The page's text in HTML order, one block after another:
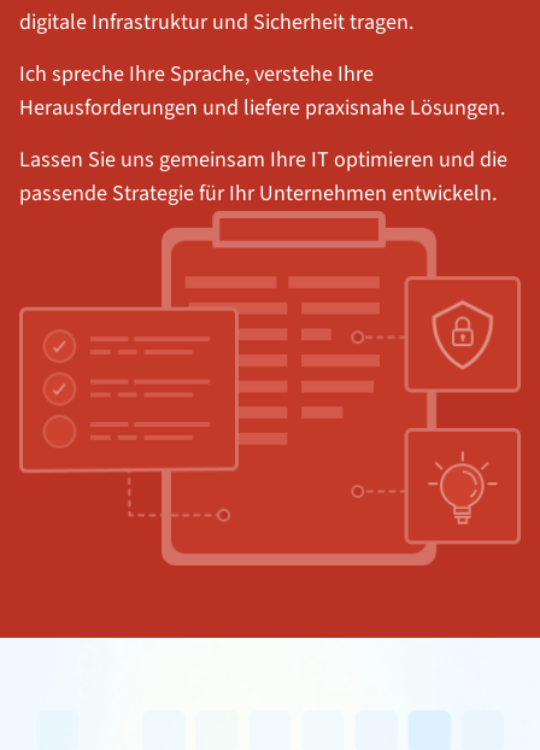
digitale Infrastruktur und Sicherheit tragen.
Ich spreche Ihre Sprache, verstehe Ihre
Herausforderungen und liefere praxisnahe Lösungen.
Lassen Sie uns gemeinsam Ihre IT optimieren und die
passende Strategie für Ihr Unternehmen entwickeln.